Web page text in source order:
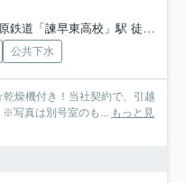
鉄道「諫早東高校」駅 徒歩20分
公共下水
燥機付き！当社契約で、引越
写真は別号室のも... もっと見